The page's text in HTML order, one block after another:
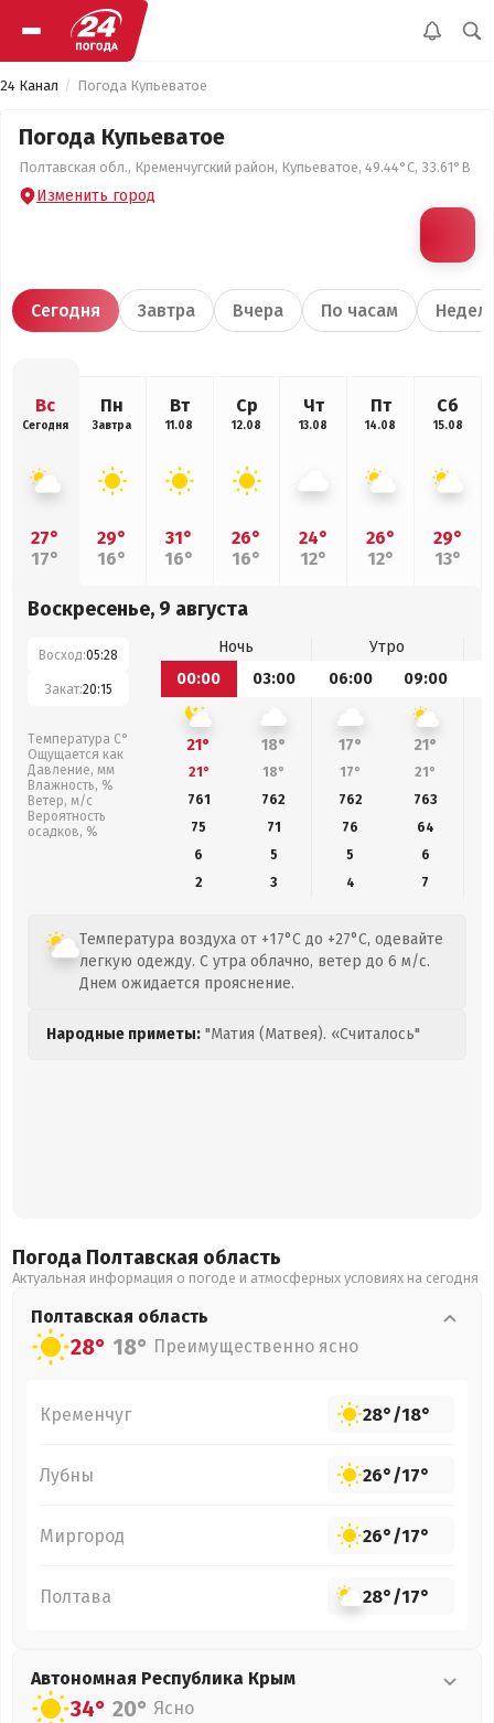
24 Канал Погода Купьеватое
Погода Купьеватое
Полтавская обл., Кременчугский район, Купьеватое, 49.44°С, 33.61°В
Изменить город
Сегодня Завтра Вчера По часам
Вс
Сегодня
27°
17°
Пн
Завтра
29°
16°
Вт
11.08
31°
16°
Ср
12.08
26°
16°
Чт
13.08
24°
12°
Пт
14.08
26°
12°
Сб
15.08
29°
13°
Воскресенье, 9 августа
Восход:05:28
Закат:20:15
Температура С°
Ощущается как
Давление, мм
Влажность, %
Ветер, м/с
Вероятность
осадков, %
Ночь
Утро
00:00
03:00 06:00 09:00
21° 18° 17° 21°
21° 18° 17° 21°
761
762 762 763
75
71 76 64
6
5 5
6
2
3 4 7
Температура воздуха от +17°C до +27°C, одевайте
легкую одежду. С утра облачно, ветер до 6 м/с.
Днем ожидается прояснение.
Народные приметы: "Матия (Матвея). «Считалось"
Погода Полтавская область
Актуальная информация о погоде и атмосферных условиях на сегодня
Полтавская область
28° 18° Преимущественно ясно
Кременчуг 28°/18°
Лубны 26°/17°
Миргород 26°/17°
Полтава 28°/17°
Автономная Республика Крым
34° 20° Ясно